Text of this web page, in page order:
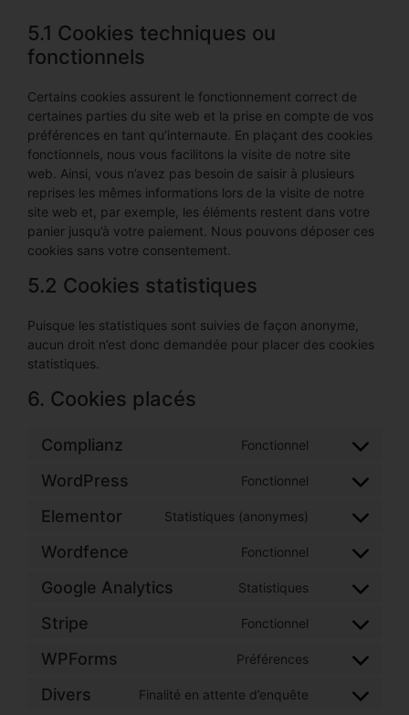
5.1 Cookies techniques ou
fonctionnels
Certains cookies assurent le fonctionnement correct de
certaines parties du site web et la prise en compte de vos
préférences en tant qu’internaute. En plaçant des cookies
fonctionnels, nous vous facilitons la visite de notre site
web. Ainsi, vous n’avez pas besoin de saisir à plusieurs
reprises les mêmes informations lors de la visite de notre
site web et, par exemple, les éléments restent dans votre
panier jusqu’à votre paiement. Nous pouvons déposer ces
cookies sans votre consentement.
5.2 Cookies statistiques
Puisque les statistiques sont suivies de façon anonyme,
aucun droit n’est donc demandée pour placer des cookies
statistiques.
6. Cookies placés
Complianz Fonctionnel
WordPress Fonctionnel
Elementor Statistiques (anonymes)
Wordfence Fonctionnel
Google Analytics Statistiques
Stripe Fonctionnel
WPForms Préférences
Divers Finalité en attente d’enquête